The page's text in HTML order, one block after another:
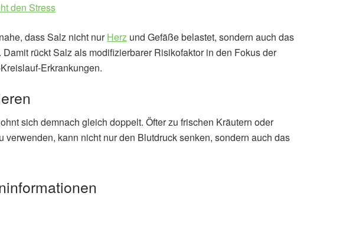
den Stress
dass Salz nicht nurHerz und Gefäße belastet, sondern auch das
rückt Salz als modifizierbarer Risikofaktor in den Fokus der
Erkrankungen.
sich demnach gleich doppelt. Öfter zu frischen Kräutern oder
verwenden, kann nicht nur den Blutdruck senken, sondern auch das